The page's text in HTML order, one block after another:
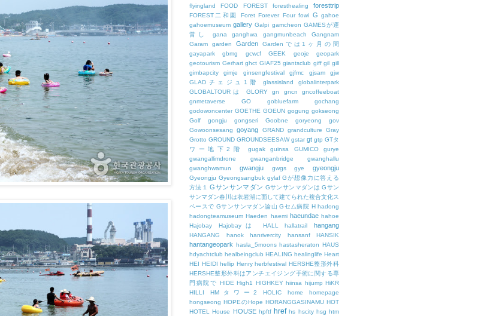
flyingland
FOOD FOREST foresthealing foresttrip
FOREST二和園 Foret Forever Four fowi G gahoe
gahoemuseum gallery Galpi gamcheon GAMESが運
営し
gana ganghwa gangmunbeach
Gangnam
Garam
garden Garden
Gardenでは1ヶ月の間
gayapark
gbmg gcwcf GEEK geoje
geopark
geotourism Gerhart ghct GIAF25 giantsclub giff gil gill
gimbapcity
gimje ginsengfestival gjfmc gjsam
gjw
GLADチェジュ1階
glassisland
globalinterpark
GLOBALTOURは
GLORY gn gncn
gncoffeeboat
gnmetaverse
GO gobluefarm
gochang
godowoncenter GOETHE GOEUN gogung gokseong
Golf
gongju gongseri Goobne goryeong
gov
Gowoonsesang
goyang GRAND grandculture
Gray
Grotto GROUND GROUNDSEESAW gstar gt gtp GTタ
ワー地下2階
gugak guinsa GUMICO
gurye
gwangallimdrone
gwanganbridge
gwanghallu
gwanghwamun
gwangju gwgs gye gyeongju
Gyeongju Gyeongsangbuk gylaf Gが想像力に答える
方法１
Gサンサンマダン Gサンサンマダンは Gサン
サンマダン春川は衣岩湖に面して建てられた複合文化ス
ペースで Gサンサンマダン論山 Gセム病院 H hadong
hadongteamuseum Haeden haemi haeundae hahoe
Hajobay
Hajobayは HALL hallatrail hangang
HANGANG hanok hanrivercity hansanf HANSIK
hantangeopark hasla_5moons hastasheraton HAUS
hdyachtclub healbeingclub HEALING healinglife Heart
HEI HEIDI hellip Henry herbfestival HERSHE整形外科
HERSHE整形外科はアンチエイジング手術に関する専
門病院で HIDE High1 HIGHKEY hiinsa hijump HiKR
HILLI
HMタワー2 HOLIC home
homepage
hongseong HOPEのHope HORANGGASINAMU HOT
HOTEL
House HOUSE hpftf href hs hscity hsg htm